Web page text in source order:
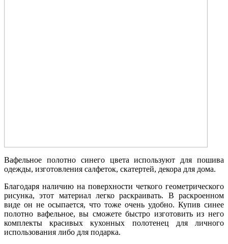
Вафельное полотно синего цвета используют для пошива
одежды, изготовления салфеток, скатертей, декора для дома.
Благодаря наличию на поверхности четкого геометрического
рисунка, этот материал легко раскраивать. В раскроенном
виде он не осыпается, что тоже очень удобно. Купив синее
полотно вафельное, вы сможете быстро изготовить из него
комплекты красивых кухонных полотенец для личного
использования либо для подарка.